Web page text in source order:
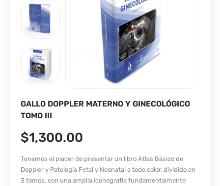
GALLO DOPPLER MATERNO Y GINECOLÓGICO
TOMO III
$1,300.00
Tenemos el placer de presentar un libro Atlas Básico de
Doppler y Patología Fetal y Neonatal a todo color, dividido en
3 tomos, con una amplia iconografía fundamentalmente